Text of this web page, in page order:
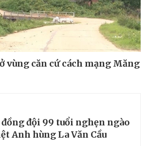
vùng căn cứ cách mạng Măng
đội 99 tuổi nghẹn ngào
Anh hùng La Văn Cầu